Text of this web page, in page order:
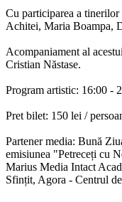
Cu participarea a
Achitei, Maria Boampa,
Acompaniament al
Cristian Năstase.
Program artistic: 16:00 -
Pret bilet: 150 lei /
Partener media: Bună
emisiunea "Petreceți cu
Marius Media Intact
Sfințit, Agora - Centrul